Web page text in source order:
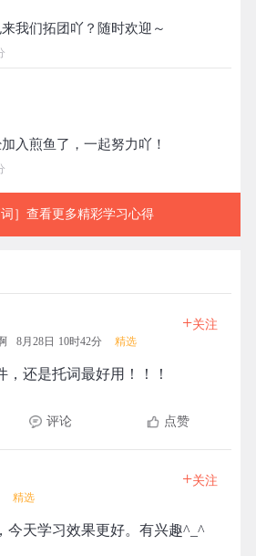
］查看更多精彩学习心得
8月28日 10时42分 精选
+关注
，还是托词最好用！！！
评论 点赞
精选
+关注
今天学习效果更好。有兴趣^_^